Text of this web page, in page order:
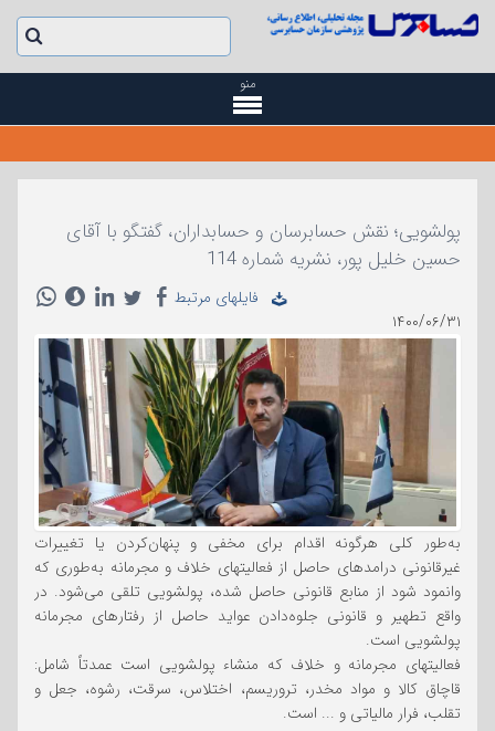
منو
پولشویی؛ نقش حسابرسان و حسابداران، گفتگو با آقای
حسین خلیل پور، نشریه شماره 114
فایلهای مرتبط
۱۴۰۰/۰۶/۳۱
به‌طور کلی هرگونه اقدام برای مخفی و پنهان‌کردن یا تغییرات
غیرقانونی درامدهای حاصل از فعالیتهای خلاف و مجرمانه به‌طوری که
وانمود شود از منابع قانونی حاصل شده، پولشویی تلقی می‌شود. در
واقع تطهیر و قانونی جلوه‌دادن عواید حاصل از رفتارهای مجرمانه
پولشویی است.
فعالیتهای مجرمانه و خلاف که منشاء پولشویی است عمدتاً شامل:
قاچاق کالا و مواد مخدر، تروریسم، اختلاس، سرقت، رشوه، جعل و
تقلب، فرار مالیاتی و ... است.